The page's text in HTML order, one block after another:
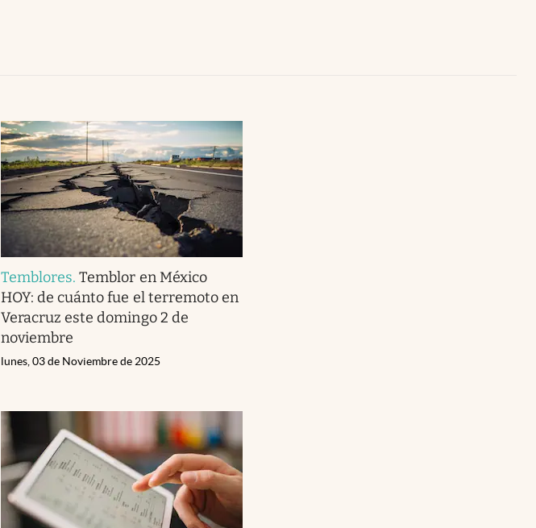
Temblores.Temblor en México
HOY: de cuánto fue el terremoto en
Veracruz este domingo 2 de
noviembre
lunes, 03 de Noviembre de 2025